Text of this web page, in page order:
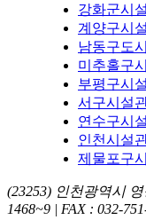
강화군시
계양구시
남동구도
미추홀구
부평구시
서구시설
연수구시
인천시설
제물포구
(23253) 인천광역시
1468~9 | FAX : 032-